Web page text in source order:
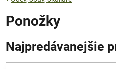
Ponožky
Najpredávanejšie